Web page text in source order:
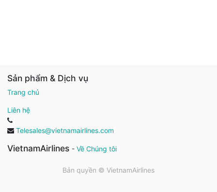
Sản phẩm & Dịch vụ
Trang chủ
Liên hệ
Telesales@vietnamairlines.com
VietnamAirlines - Về Chúng tôi
Bản quyền © VietnamAirlines